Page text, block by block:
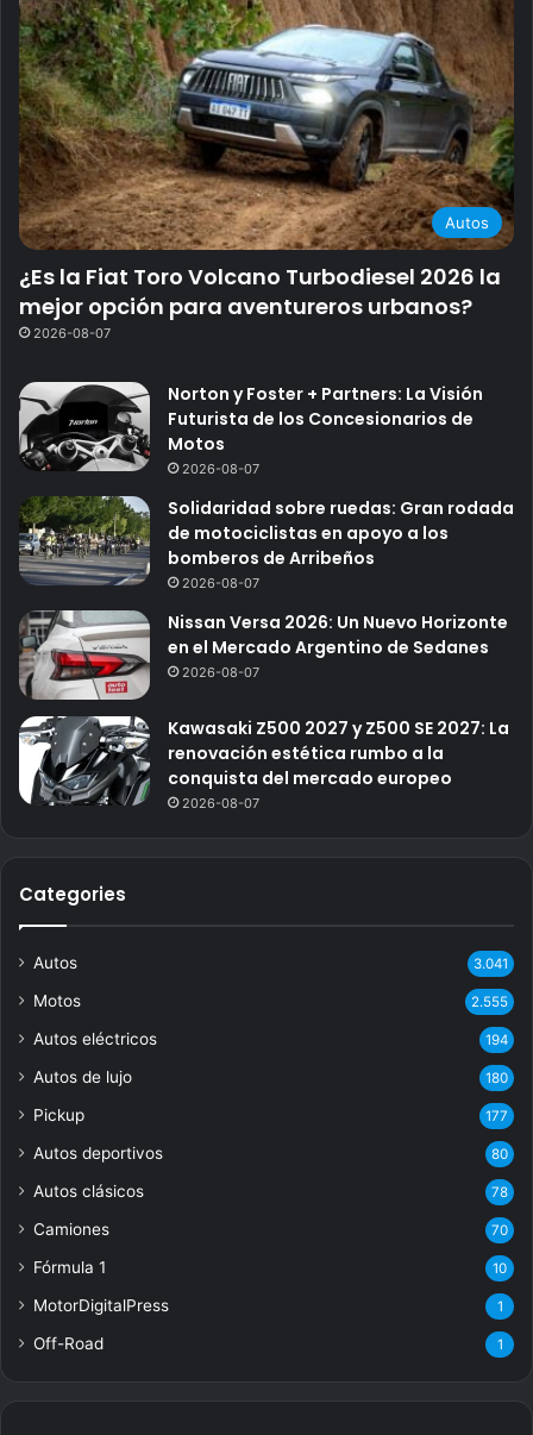
Autos
¿Es la Fiat Toro Volcano Turbodiesel 2026 la
mejor opción para aventureros urbanos?
2026-08-07
Norton y Foster + Partners: La Visión
Futurista de los Concesionarios de
Motos
2026-08-07
Solidaridad sobre ruedas: Gran rodada
de motociclistas en apoyo a los
bomberos de Arribeños
2026-08-07
Nissan Versa 2026: Un Nuevo Horizonte
en el Mercado Argentino de Sedanes
2026-08-07
Kawasaki Z500 2027 y Z500 SE 2027: La
renovación estética rumbo a la
conquista del mercado europeo
2026-08-07
Categories
Autos 3.041
Motos 2.555
Autos eléctricos 194
Autos de lujo 180
Pickup 177
Autos deportivos 80
Autos clásicos 78
Camiones 70
Fórmula 1 10
MotorDigitalPress 1
Off-Road 1